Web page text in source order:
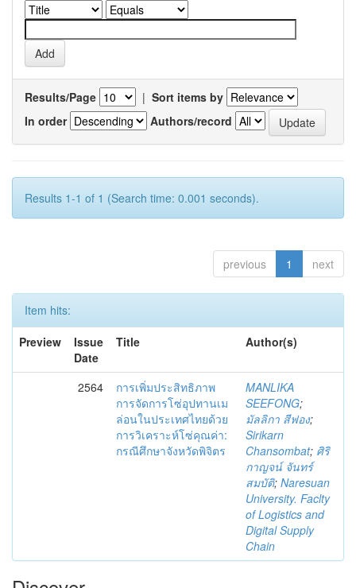
Results/Page | Sort items by
In order
Authors/record
Results 1-1 of 1 (Search time: 0.001 seconds).
previous 1 next
Item hits:
Preview
Issue
Date
Title Author(s)
2564
การเพิ่มประสิทธิภาพ
การจัดการโซ่อุปทานเม
ล่อนในประเทศไทยด้วย
การวิเคราะห์โซ่คุณค่า:
กรณีศึกษาจังหวัดพิจิตร
MANLIKA
SEEFONG;
มัลลิกา สีฟอง;
Sirikarn
Chansombat; ศิริ
กาญจน์ จันทร์
สมบัติ; Naresuan
University. Faclty
of Logistics and
Digital Supply
Chain